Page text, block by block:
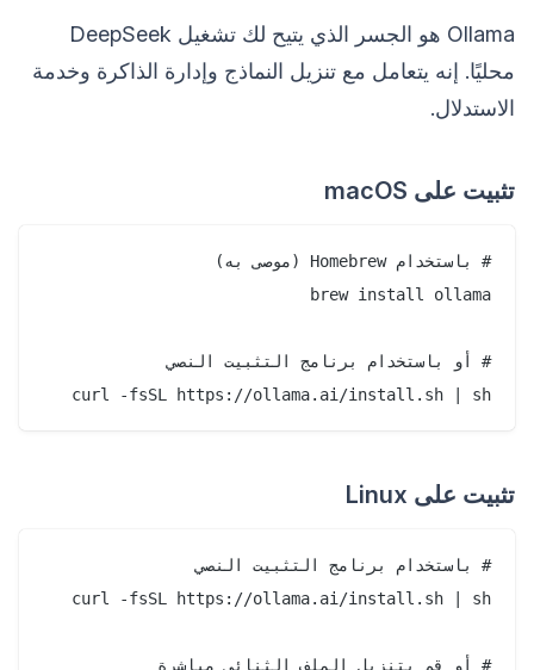
Ollama هو الجسر الذي يتيح لك تشغيل DeepSeek
محليًا. إنه يتعامل مع تنزيل النماذج وإدارة الذاكرة وخدمة
الاستدلال.
تثبيت على macOS
curl -fsSL https://ollama.ai/install.sh | sh
تثبيت على Linux